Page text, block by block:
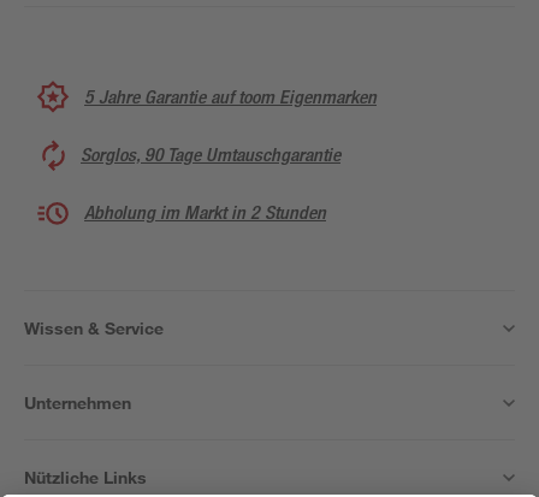
5 Jahre Garantie auf toom Eigenmarken
Sorglos, 90 Tage Umtauschgarantie
Abholung im Markt in 2 Stunden
Wissen & Service
Unternehmen
Nützliche Links